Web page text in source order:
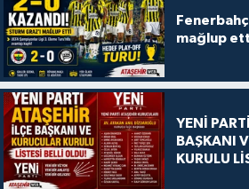
mağlup
YENİ
BAŞKANI
KURULU